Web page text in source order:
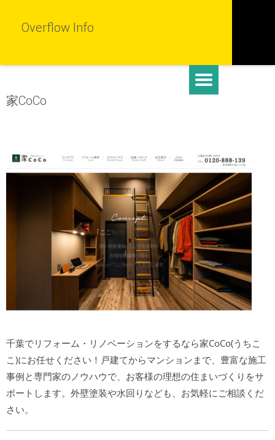
Overflow Info
家CoCo
千葉でリフォーム・リノベーションをするなら家CoCo(うちこ
こ)にお任せください！戸建てからマンションまで、豊富な施工
事例と専門家のノウハウで、お客様の理想の住まいづくりをサ
ポートします。外壁塗装や水回りなども、お気軽にご相談くだ
さい。